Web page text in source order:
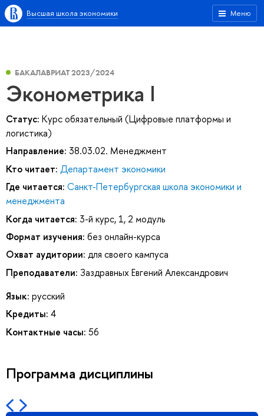
Меню
Высшая школа экономики
БАКАЛАВРИАТ 2023/2024
Эконометрика I
Статус: Курс обязательный (Цифровые платформы и
логистика)
Направление: 38.03.02. Менеджмент
Кто читает: Департамент экономики
Где читается: Санкт-Петербургская школа экономики и
менеджмента
Когда читается: 3-й курс, 1, 2 модуль
Формат изучения: без онлайн-курса
Охват аудитории: для своего кампуса
Преподаватели: Заздравных Евгений Александрович
Язык: русский
Кредиты: 4
Контактные часы: 56
Программа дисциплины